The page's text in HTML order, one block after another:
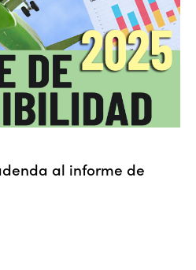
al informe de